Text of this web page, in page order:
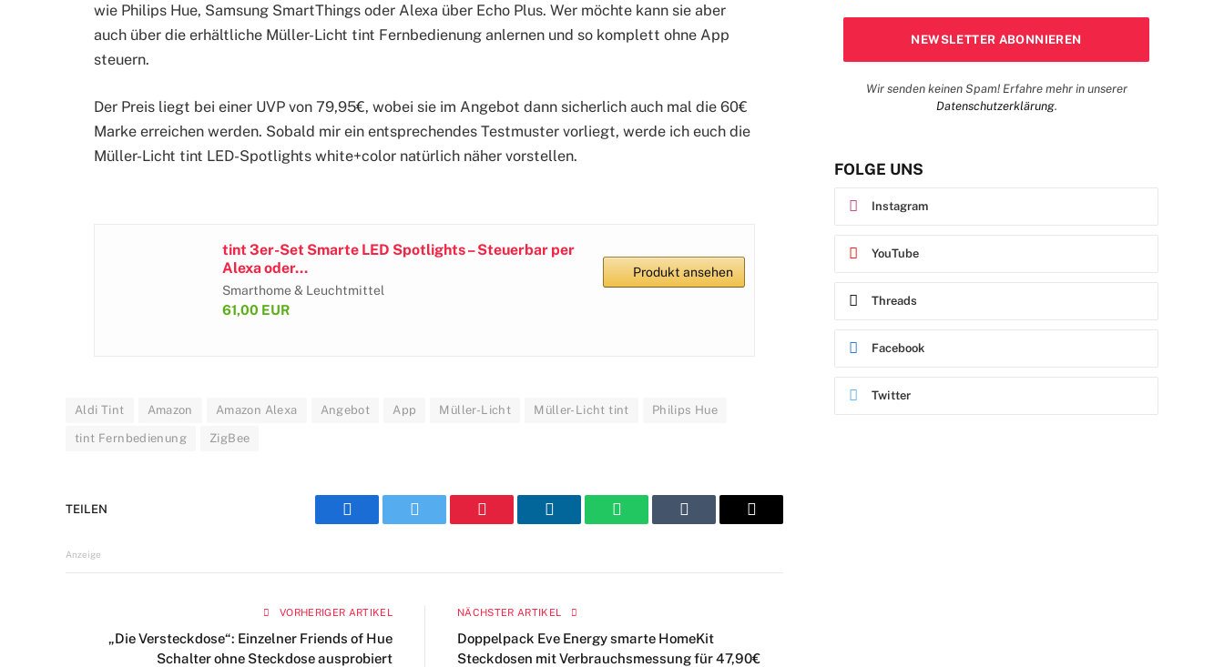
wie Philips Hue, Samsung SmartThings oder Alexa über Echo Plus. Wer möchte kann sie aber
auch über die erhältliche Müller-Licht tint Fernbedienung anlernen und so komplett ohne App
steuern.
Der Preis liegt bei einer UVP von 79,95€, wobei sie im Angebot dann sicherlich auch mal die 60€
Marke erreichen werden. Sobald mir ein entsprechendes Testmuster vorliegt, werde ich euch die
Müller-Licht tint LED-Spotlights white+color natürlich näher vorstellen.
tint 3er-Set Smarte LED Spotlights – Steuerbar per
Alexa oder...
Smarthome & Leuchtmittel
61,00 EUR
Produkt ansehen
Aldi Tint Amazon Amazon Alexa Angebot App Müller-Licht Müller-Licht tint Philips Hue
tint Fernbedienung ZigBee
TEILEN
Facebook Twitter Pinterest LinkedIn WhatsAppTumblr
E-
Anzeige
VORHERIGER ARTIKEL
„Die Versteckdose“: Einzelner Friends of Hue
Schalter ohne Steckdose ausprobiert
NÄCHSTER ARTIKEL
Doppelpack Eve Energy smarte HomeKit
Steckdosen mit Verbrauchsmessung für 47,90€
Wir senden keinen Spam! Erfahre mehr in unserer
Datenschutzerklärung.
FOLGE UNS
Instagram
YouTube
Threads
Facebook
Twitter